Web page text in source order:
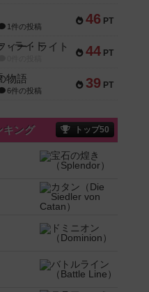
46 PT
1件の投稿
44 PT
ィー・ライト
39 PT
物語
6件の投稿
キング トップ50